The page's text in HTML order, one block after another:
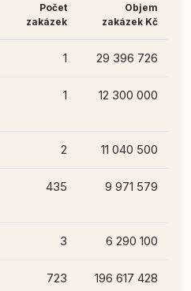
Počet
zakázek
Objem
zakázek Kč
1 29 396 726
1 12 300 000
2 11 040 500
435 9 971 579
3 6 290 100
723 196 617 428